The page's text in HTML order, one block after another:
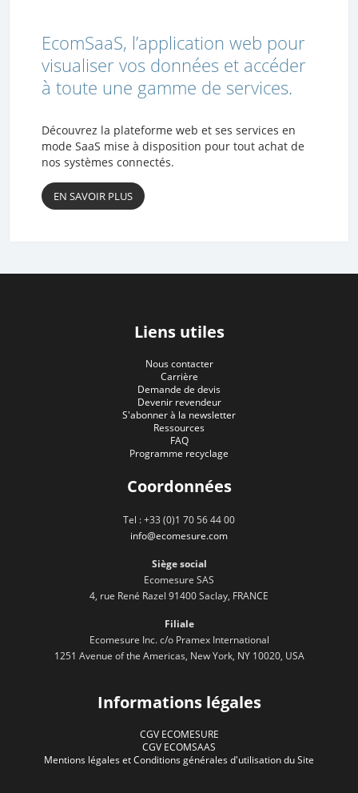
EcomSaaS, l’application web pour
visualiser vos données et accéder
à toute une gamme de services.
Découvrez la plateforme web et ses services en
mode SaaS mise à disposition pour tout achat de
nos systèmes connectés.
EN SAVOIR PLUS
Liens utiles
Nous contacter
Carrière
Demande de devis
Devenir revendeur
S'abonner à la newsletter
Ressources
FAQ
Programme recyclage
Coordonnées
Tel : +33 (0)1 70 56 44 00
info@ecomesure.com
Siège social
Ecomesure SAS
4, rue René Razel 91400 Saclay, FRANCE
Filiale
Ecomesure Inc. c/o Pramex International
1251 Avenue of the Americas, New York, NY 10020, USA
Informations légales
CGV ECOMESURE
CGV ECOMSAAS
Mentions légales et Conditions générales d'utilisation du Site